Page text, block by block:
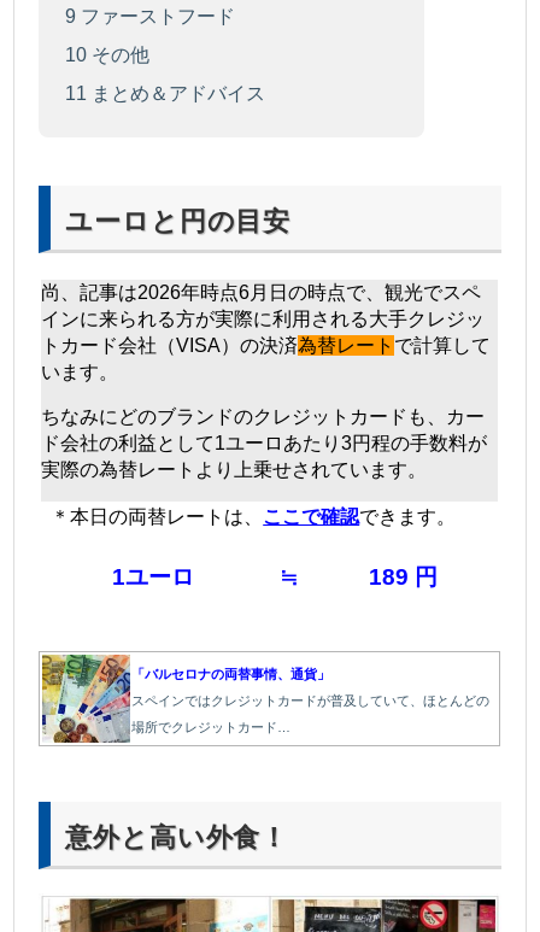
9 ファーストフード
10 その他
11 まとめ＆アドバイス
ユーロと円の目安
尚、記事は2026年時点6月日の時点で、観光でスペ
インに来られる方が実際に利用される大手クレジッ
トカード会社（VISA）の決済為替レート で計算して
います。
ちなみにどのブランドのクレジットカードも、カー
ド会社の利益として1ユーロあたり3円程の手数料が
実際の為替レートより上乗せされています。
＊本日の両替レートは、 ここで確認できます。
1ユーロ ≒ 189 円
「バルセロナの両替事情、通貨」
スペインではクレジットカードが普及していて、ほとんどの
場所でクレジットカード…
意外と高い外食！